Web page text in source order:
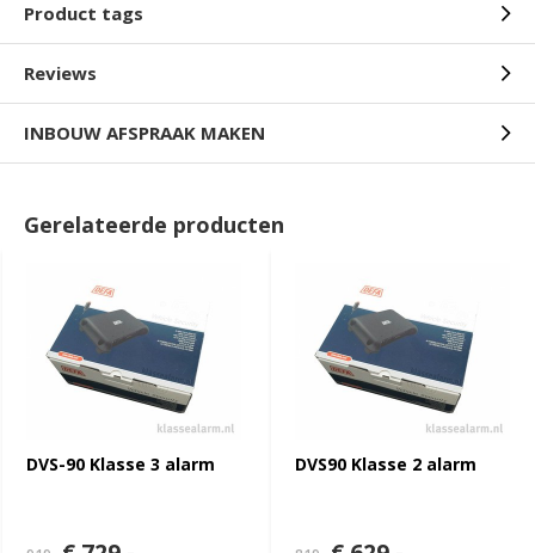
Product tags
Reviews
INBOUW AFSPRAAK MAKEN
Gerelateerde producten
DVS-90 Klasse 3 alarm DVS90 Klasse 2 alarm